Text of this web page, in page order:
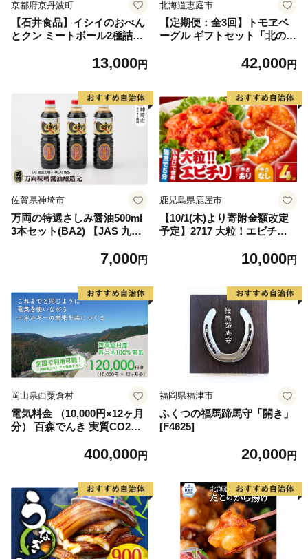
京都府京丹波町
【石井食品】イシイのおべん
とクン ミートボール2種詰め
おかず 国産若鶏使用 簡単調
13,000円
北海道恵庭市
【定期便：全3回】トモヱベ
ーグル ギフトセット「北の麦
42,000円
佐賀県神埼市
万両の特選さしみ醤油500ml
3本セット(BA2) 【JAS 九州
るさと納税】(H016189)7,000円
鹿児島県鹿屋市
【10/1(木)より寄附金額改定
予定】2717 大粒！エビチリ4
さあり×2袋・辛さなし×2袋）
10,000円
岡山県西粟倉村
電気料金 （10,000円×12ヶ月
分） 百森でんき 実質CO2フ
炭素 ゼロカーボン 岡山県 西
400,000円
福岡県福津市
ふくつの福馬蹄馬守「開き」
[F4625]
20,000円